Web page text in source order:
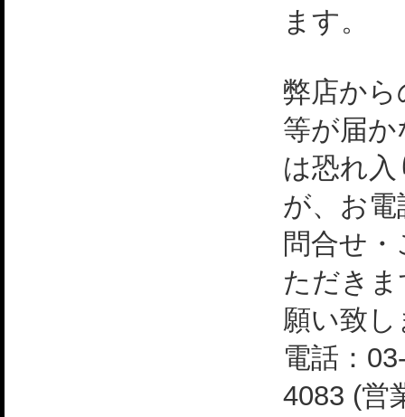
ます。
弊店か
等が届
は恐れ
が、お
問合せ
ただき
願い致
電話：
4083 (営